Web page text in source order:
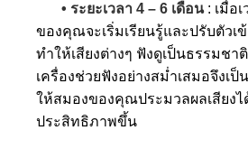
• ระยะเวลา 4 – 6 เดือน: เมื่อ
ของคุณจะเริ่มเรียนรู้และปรับตัวเ
ทำให้เสียงต่างๆ ฟังดูเป็นธรรมชา
เครื่องช่วยฟังอย่างสม่ำเสมอจึงเ
ให้สมองของคุณประมวลผลเสียง
ประสิทธิภาพขึ้น